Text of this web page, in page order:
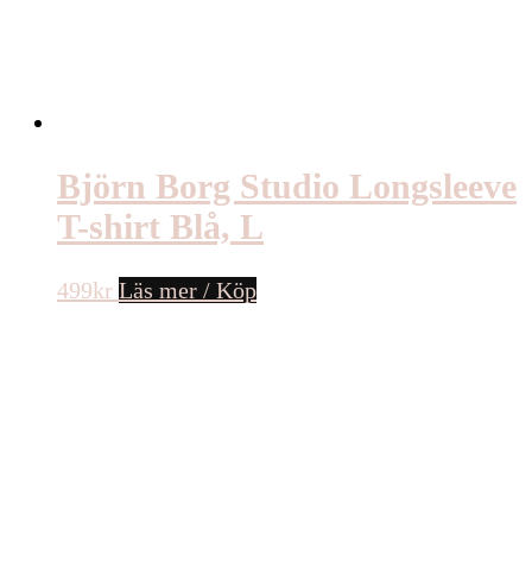
Björn Borg Studio Longsleeve
T-shirt Blå, L
499kr Läs mer / Köp